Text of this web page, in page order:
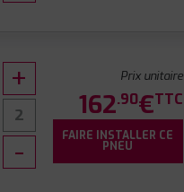
Prix unitaire
162.90€TTC
FAIRE INSTALLER CE
PNEU